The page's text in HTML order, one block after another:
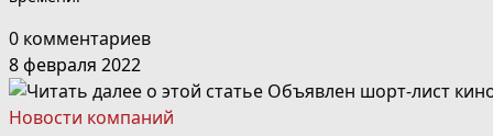
0 комментариев
8 февраля 2022
Новости компаний